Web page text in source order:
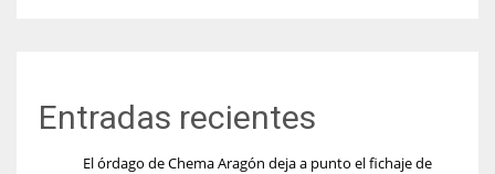
Entradas recientes
El órdago de Chema Aragón deja a punto el fichaje de